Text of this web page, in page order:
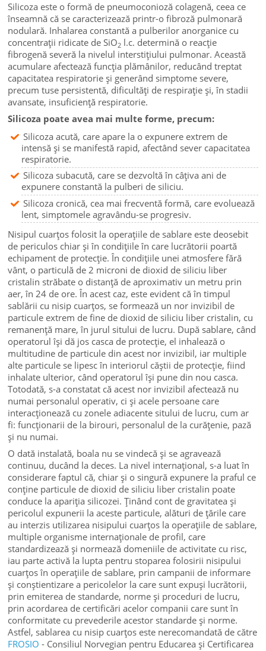
Silicoza este o formă de pneumoconioză colagenă, ceea ce
înseamnă că se caracterizează printr-o fibroză pulmonară
nodulară. Inhalarea constantă a pulberilor anorganice cu
concentrații ridicate de SiO2 l.c. determină o reacție
fibrogenă severă la nivelul interstițiului pulmonar. Această
acumulare afectează funcția plămânilor, reducând treptat
capacitatea respiratorie și generând simptome severe,
precum tuse persistentă, dificultăți de respirație și, în stadii
avansate, insuficiență respiratorie.
Silicoza poate avea mai multe forme, precum:
Silicoza acută, care apare la o expunere extrem de
intensă și se manifestă rapid, afectând sever capacitatea
respiratorie.
Silicoza subacută, care se dezvoltă în câțiva ani de
expunere constantă la pulberi de siliciu.
Silicoza cronică, cea mai frecventă formă, care evoluează
lent, simptomele agravându-se progresiv.
Nisipul cuarțos folosit la operațiile de sablare este deosebit
de periculos chiar și în condițiile în care lucrătorii poartă
echipament de protecție. În condițiile unei atmosfere fără
vânt, o particulă de 2 microni de dioxid de siliciu liber
cristalin străbate o distanță de aproximativ un metru prin
aer, în 24 de ore. În acest caz, este evident că în timpul
sablării cu nisip cuarțos, se formează un nor invizibil de
particule extrem de fine de dioxid de siliciu liber cristalin, cu
remanență mare, în jurul sitului de lucru. După sablare, când
operatorul își dă jos casca de protecție, el inhalează o
multitudine de particule din acest nor invizibil, iar multiple
alte particule se lipesc în interiorul căștii de protecție, fiind
inhalate ulterior, când operatorul își pune din nou casca.
Totodată, s-a constatat că acest nor invizibil afectează nu
numai personalul operativ, ci și acele persoane care
interacționează cu zonele adiacente sitului de lucru, cum ar
fi: funcționarii de la birouri, personalul de la curățenie, pază
și nu numai.
O dată instalată, boala nu se vindecă și se agravează
continuu, ducând la deces. La nivel internațional, s-a luat în
considerare faptul că, chiar și o singură expunere la praful ce
conține particule de dioxid de siliciu liber cristalin poate
conduce la apariția silicozei. Ținând cont de gravitatea și
pericolul expunerii la aceste particule, alături de țările care
au interzis utilizarea nisipului cuarțos la operațiile de sablare,
multiple organisme internaționale de profil, care
standardizează și normează domeniile de activitate cu risc,
iau parte activă la lupta pentru stoparea folosirii nisipului
cuarțos în operațiile de sablare, prin campanii de informare
și conștientizare a pericolelor la care sunt expuși lucrătorii,
prin emiterea de standarde, norme și proceduri de lucru,
prin acordarea de certificări acelor companii care sunt în
conformitate cu prevederile acestor standarde și norme.
Astfel, sablarea cu nisip cuarțos este nerecomandată de către
FROSIO - Consiliul Norvegian pentru Educarea și Certificarea